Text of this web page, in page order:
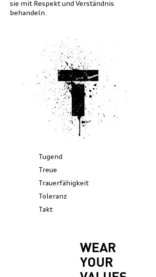
sie mit Respekt und Verständnis
behandeln.
T
Tugend
Treue
Trauerfähigkeit
Toleranz
Takt
WEAR
YOUR